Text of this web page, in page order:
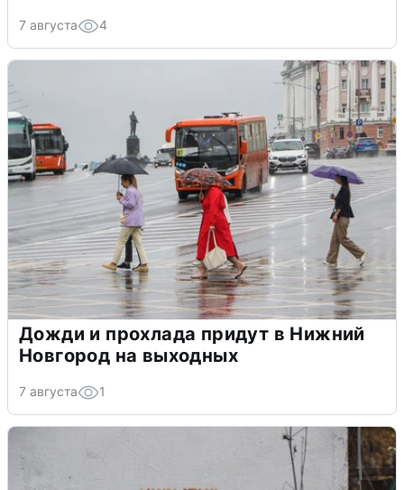
7 августа 4
Дожди и прохлада придут в Нижний
Новгород на выходных
7 августа 1